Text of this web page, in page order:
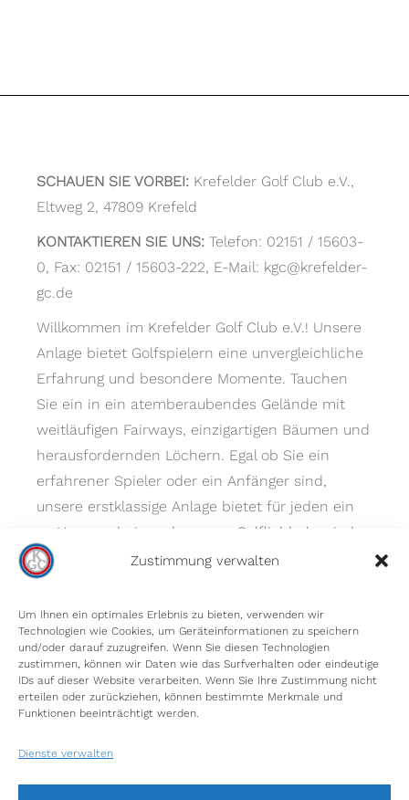
Zustimmung verwalten
Um Ihnen ein optimales Erlebnis zu bieten, verwenden wir
Technologien wie Cookies, um Geräteinformationen zu speichern
und/oder darauf zuzugreifen. Wenn Sie diesen Technologien
zustimmen, können wir Daten wie das Surfverhalten oder eindeutige
IDs auf dieser Website verarbeiten. Wenn Sie Ihre Zustimmung nicht
erteilen oder zurückziehen, können bestimmte Merkmale und
Funktionen beeinträchtigt werden.
Dienste verwalten
SCHAUEN SIE VORBEI: Krefelder Golf Club e.V.,
Eltweg 2, 47809 Krefeld
KONTAKTIEREN SIE UNS: Telefon: 02151 / 15603-
0, Fax: 02151 / 15603-222, E-Mail: kgc@krefelder-
gc.de
Willkommen im Krefelder Golf Club e.V.! Unsere
Anlage bietet Golfspielern eine unvergleichliche
Erfahrung und besondere Momente. Tauchen
Sie ein in ein atemberaubendes Gelände mit
weitläufigen Fairways, einzigartigen Bäumen und
herausfordernden Löchern. Egal ob Sie ein
erfahrener Spieler oder ein Anfänger sind,
unsere erstklassige Anlage bietet für jeden ein
zu Hause – bei uns kommen Golfliebhaber jeder
Spielstärke auf ihre Kosten.
INFORMIEREN SIE SICH
Gästeinformationen